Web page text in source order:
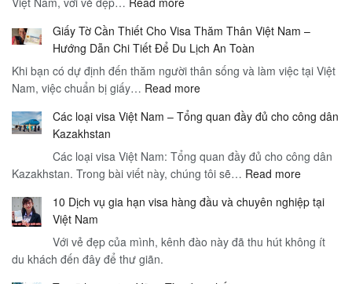
Hạn
Visa
Việt
Nam
Dịch
Sân
Bay
Hướng
Toàn
Giấy Tờ Cần Thiết Cho Visa Thăm Thân Việt Nam –
Hướng Dẫn Chi Tiết Để Du Lịch An Toàn
Khi bạn có dự định đến thăm người thân sống và làm việc tại Việt
Nam, việc chuẩn bị giấy… Read more:
Tờ
Thiết
Cho
Thăm
Việt
Các loại visa Việt Nam – Tổng quan đầy đủ cho công dân
Kazakhstan
Các loại visa Việt Nam: Tổng quan đầy đủ cho công dân
Kazakhstan. Trong bài viết này, chúng tôi sẽ… Read more:
loại
Việt
10 Dịch vụ gia hạn visa hàng đầu và chuyên nghiệp tại
Việt Nam
Với vẻ đẹp của mình, kênh đào này đã thu hút không ít
du khách đến đây để thư giãn.